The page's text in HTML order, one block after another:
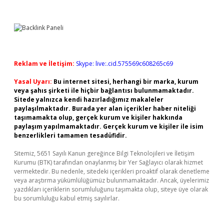
Reklam ve İletişim: Skype: live:.cid.575569c608265c69
Yasal Uyarı: Bu internet sitesi, herhangi bir marka, kurum
veya şahıs şirketi ile hiçbir bağlantısı bulunmamaktadır.
Sitede yalnızca kendi hazırladığımız makaleler
paylaşılmaktadır. Burada yer alan içerikler haber niteliği
taşımamakta olup, gerçek kurum ve kişiler hakkında
paylaşım yapılmamaktadır. Gerçek kurum ve kişiler ile isim
benzerlikleri tamamen tesadüfidir.
Sitemiz, 5651 Sayılı Kanun gereğince Bilgi Teknolojileri ve İletişim
Kurumu (BTK) tarafından onaylanmış bir Yer Sağlayıcı olarak hizmet
vermektedir. Bu nedenle, sitedeki içerikleri proaktif olarak denetleme
veya araştırma yükümlülüğümüz bulunmamaktadır. Ancak, üyelerimiz
yazdıkları içeriklerin sorumluluğunu taşımakta olup, siteye üye olarak
bu sorumluluğu kabul etmiş sayılırlar.